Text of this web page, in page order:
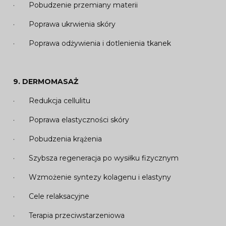
· Pobudzenie przemiany materii
· Poprawa ukrwienia skóry
· Poprawa odżywienia i dotlenienia tkanek
9. DERMOMASAŻ
· Redukcja cellulitu
· Poprawa elastyczności skóry
· Pobudzenia krążenia
· Szybsza regeneracja po wysiłku fizycznym
· Wzmożenie syntezy kolagenu i elastyny
· Cele relaksacyjne
· Terapia przeciwstarzeniowa